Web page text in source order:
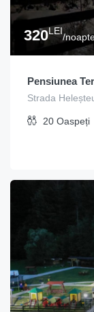
320LEI
/
Pensiunea
Strada
20 Oaspeți